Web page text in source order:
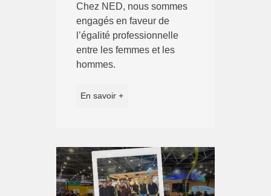
Chez NED, nous sommes
engagés en faveur de
l’égalité professionnelle
entre les femmes et les
hommes.
En savoir +